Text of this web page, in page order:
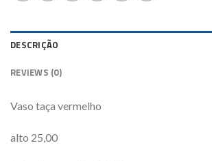
DESCRIÇÃO
REVIEWS (0)
Vaso taça vermelho
alto 25,00